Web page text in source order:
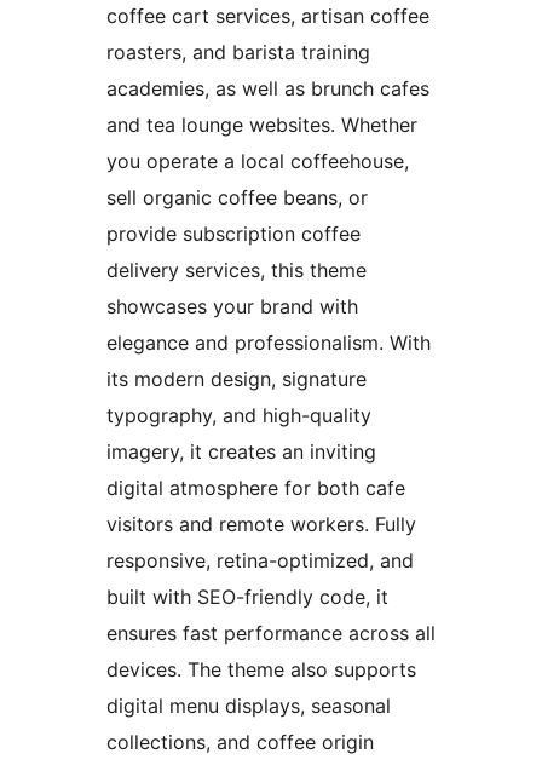
coffee cart services, artisan coffee
roasters, and barista training
academies, as well as brunch cafes
and tea lounge websites. Whether
you operate a local coffeehouse,
sell organic coffee beans, or
provide subscription coffee
delivery services, this theme
showcases your brand with
elegance and professionalism. With
its modern design, signature
typography, and high-quality
imagery, it creates an inviting
digital atmosphere for both cafe
visitors and remote workers. Fully
responsive, retina-optimized, and
built with SEO-friendly code, it
ensures fast performance across all
devices. The theme also supports
digital menu displays, seasonal
collections, and coffee origin